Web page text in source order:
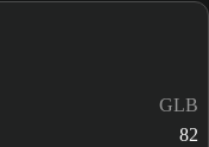
GLB
82